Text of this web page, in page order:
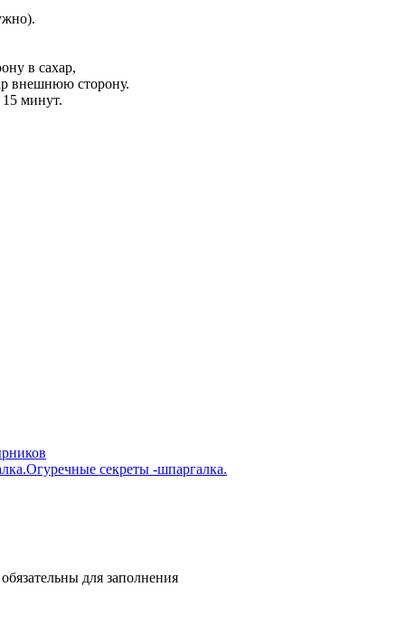
в сахар,
внешнюю сторону.
минут.
Огуречные секреты -шпаргалка.
для заполнения